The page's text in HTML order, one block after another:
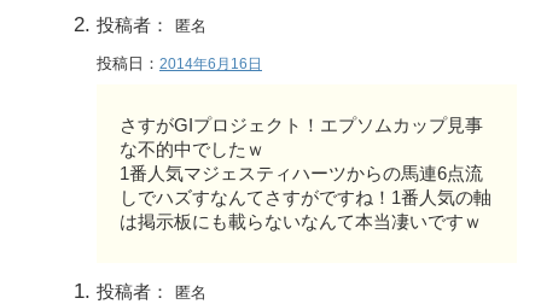
投稿者： 匿名
投稿日： 2014年6月16日
さすがGIプロジェクト！エプソムカップ見事
な不的中でしたｗ
1番人気マジェスティハーツからの馬連6点流
しでハズすなんてさすがですね！1番人気の軸
は掲示板にも載らないなんて本当凄いですｗ
投稿者： 匿名